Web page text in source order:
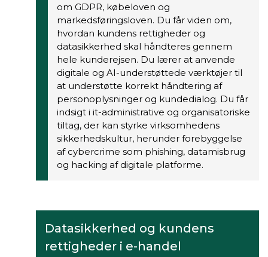
om GDPR, købeloven og
markedsføringsloven. Du får viden om,
hvordan kundens rettigheder og
datasikkerhed skal håndteres gennem
hele kunderejsen. Du lærer at anvende
digitale og AI-understøttede værktøjer til
at understøtte korrekt håndtering af
personoplysninger og kundedialog. Du får
indsigt i it-administrative og organisatoriske
tiltag, der kan styrke virksomhedens
sikkerhedskultur, herunder forebyggelse
af cybercrime som phishing, datamisbrug
og hacking af digitale platforme.
Datasikkerhed og kundens
rettigheder i e-handel